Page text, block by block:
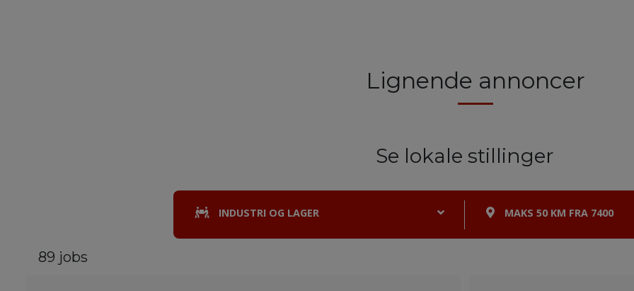
Lignende annoncer
Se lokale stillinger
INDUSTRI OG LAGER MAKS 50 KM FRA 7400
89 jobs